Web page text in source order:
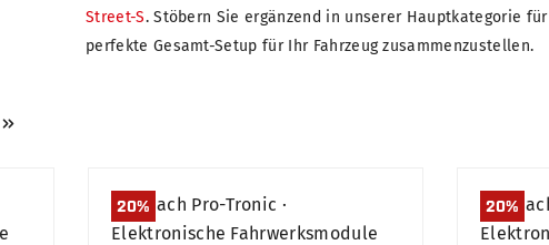
Street-S. Stöbern Sie ergänzend in unserer Hauptkategorie für
perfekte Gesamt-Setup für Ihr Fahrzeug zusammenzustellen.
20% 20%